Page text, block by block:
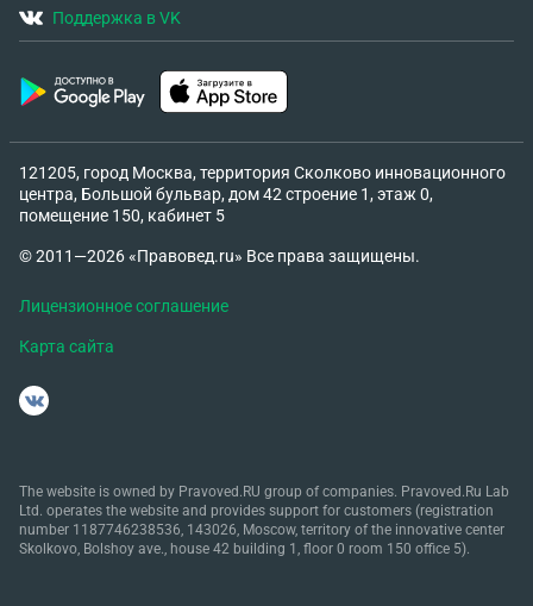
Поддержка в VK
121205, город Москва, территория Сколково инновационного
центра, Большой бульвар, дом 42 строение 1, этаж 0,
помещение 150, кабинет 5
© 2011—2026 «Правовед.ru» Все права защищены.
Лицензионное соглашение
Карта сайта
The website is owned by Pravoved.RU group of companies. Pravoved.Ru Lab
Ltd. operates the website and provides support for customers (registration
number 1187746238536, 143026, Moscow, territory of the innovative center
Skolkovo, Bolshoy ave., house 42 building 1, floor 0 room 150 office 5).